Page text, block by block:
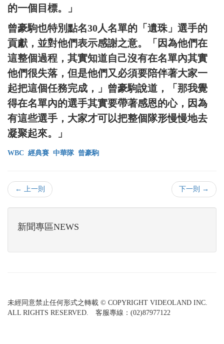
的一個目標。」
曾豪駒也特別點名30人名單的「遺珠」選手的
貢獻，並對他們表示感謝之意。「因為他們在
這整個過程，其實知道自己沒有在名單內其實
他們很失落，但是他們又必須要陪伴著大家一
起把這個任務完成，」曾豪駒說道，「那我覺
得在名單內的選手其實要帶著感恩的心，因為
有這些選手，大家才可以把整個隊形慢慢地去
凝聚起來。」
WBC 經典賽 中華隊 曾豪駒
← 上一則 下一則 →
新聞專區NEWS
未經同意禁止任何形式之轉載 © COPYRIGHT VIDEOLAND INC.
ALL RIGHTS RESERVED. 客服專線：(02)87977122